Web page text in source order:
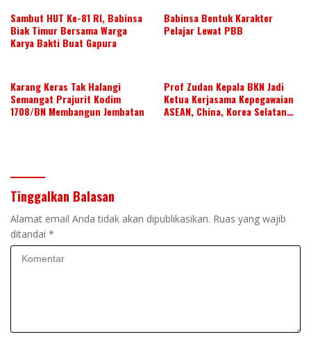
Sambut HUT Ke-81 RI, Babinsa
Biak Timur Bersama Warga
Karya Bakti Buat Gapura
Babinsa Bentuk Karakter
Pelajar Lewat PBB
Karang Keras Tak Halangi
Semangat Prajurit Kodim
1708/BN Membangun Jembatan
Prof Zudan Kepala BKN Jadi
Ketua Kerjasama Kepegawaian
ASEAN, China, Korea Selatan
Tinggalkan Balasan
Alamat email Anda tidak akan dipublikasikan. Ruas yang wajib
ditandai *